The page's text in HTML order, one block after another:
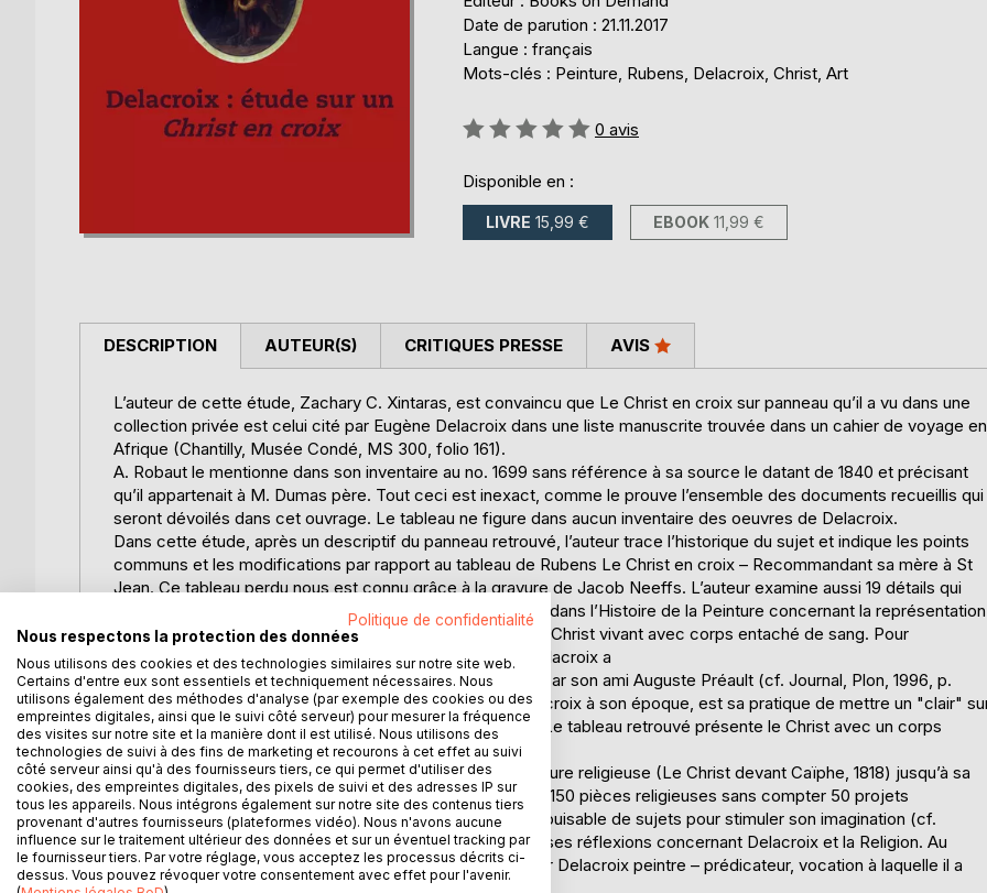
Date de parution : 21.11.2017
Langue : français
Mots-clés : Peinture, Rubens, Delacroix, Christ, Art
Évaluation:
0 avis
Disponible en :
LIVRE 15,99 € EBOOK 11,99 €
DESCRIPTION
L’auteur de cette étude, Zachary C. Xintaras, est convaincu que Le Christ en croix sur panneau qu’il a vu dans une
collection privée est celui cité par Eugène Delacroix dans une liste manuscrite trouvée dans un cahier de voyage en
Afrique (Chantilly, Musée Condé, MS 300, folio 161).
A. Robaut le mentionne dans son inventaire au no. 1699 sans référence à sa source le datant de 1840 et précisant
qu’il appartenait à M. Dumas père. Tout ceci est inexact, comme le prouve l’ensemble des documents recueillis qui
seront dévoilés dans cet ouvrage. Le tableau ne figure dans aucun inventaire des oeuvres de Delacroix.
Dans cette étude, après un descriptif du panneau retrouvé, l’auteur trace l’historique du sujet et indique les points
communs et les modifications par rapport au tableau de Rubens Le Christ en croix – Recommandant sa mère à St
Jean. Ce tableau perdu nous est connu grâce à la gravure de Jacob Neeffs. L’auteur examine aussi 19 détails qui
caractérisent l’oeuvre et découvre un phénomène unique dans l’Histoire de la Peinture concernant la représentation
du Christ sur la croix. Il s’agit du fait que l’artiste montre le Christ vivant avec corps entaché de sang. Pour
commettre cet anachronisme et le répéter quatre fois Delacroix a
certainement été influencé par le Christ en croix sculpté par son ami Auguste Préault (cf. Journal, Plon, 1996, p.
132). Une autre caractéristique, unique je crois chez Delacroix à son époque, est sa pratique de mettre un "clair"
le bout de nez. Dans notre panneau il le répète cinq fois. Le tableau retrouvé présente le Christ avec un corps
éblouissant de
lumière et agonisant sur la croix. Depuis sa première peinture religieuse (Le Christ devant Caïphe, 1818) jusqu’à sa
dernière (Tobie et l’Ange, 1863), Delacroix a peint plus de 150 pièces religieuses sans compter 50 projets
inexécutés. C’est dans la Bible qu’il a trouvé une mine inépuisable de sujets pour stimuler son imagination (cf.
Journal, p. 75). Dans un prochain livre l’auteur présentera ses réflexions concernant Delacroix et la Religion. Au
terme de cette longue recherche il n’hésite pas à nommer Delacroix peintre – prédicateur, vocation à laquelle il a
cru dans sa jeunesse. (cf. Journal, p. 427)
AUTEUR(S) CRITIQUES PRESSE AVIS
Politique de confidentialité
Nous respectons la protection des données
Nous utilisons des cookies et des technologies similaires sur notre site web.
Certains d'entre eux sont essentiels et techniquement nécessaires. Nous
utilisons également des méthodes d'analyse (par exemple des cookies ou des
empreintes digitales, ainsi que le suivi côté serveur) pour mesurer la fréquence
des visites sur notre site et la manière dont il est utilisé. Nous utilisons des
technologies de suivi à des fins de marketing et recourons à cet effet au suivi
côté serveur ainsi qu'à des fournisseurs tiers, ce qui permet d'utiliser des
cookies, des empreintes digitales, des pixels de suivi et des adresses IP sur
tous les appareils. Nous intégrons également sur notre site des contenus tiers
provenant d'autres fournisseurs (plateformes vidéo). Nous n'avons aucune
influence sur le traitement ultérieur des données et sur un éventuel tracking par
le fournisseur tiers. Par votre réglage, vous acceptez les processus décrits ci-
dessus. Vous pouvez révoquer votre consentement avec effet pour l'avenir.